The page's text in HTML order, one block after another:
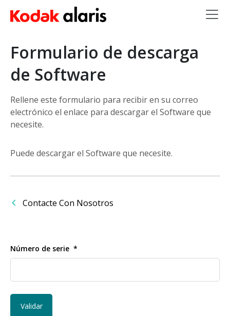
Skip to main content
Formulario de descarga
de Software
Rellene este formulario para recibir en su correo
electrónico el enlace para descargar el Software que
necesite.
Puede descargar el Software que necesite.
Contacte Con Nosotros
Número de serie